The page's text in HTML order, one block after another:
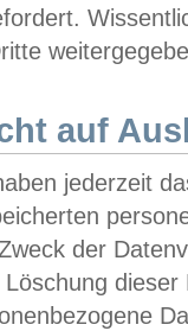
auf
jederzeit
der
Löschung